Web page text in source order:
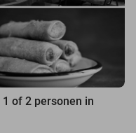
of 2 personen in